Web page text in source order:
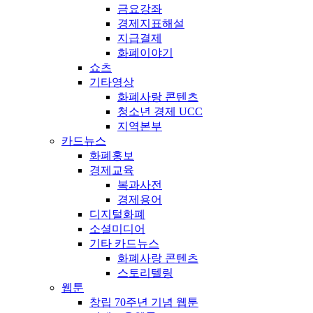
금요강좌
경제지표해설
지급결제
화폐이야기
쇼츠
기타영상
화폐사랑 콘텐츠
청소년 경제 UCC
지역본부
카드뉴스
화폐홍보
경제교육
복과사전
경제용어
디지털화폐
소셜미디어
기타 카드뉴스
화폐사랑 콘텐츠
스토리텔링
웹툰
창립 70주년 기념 웹툰